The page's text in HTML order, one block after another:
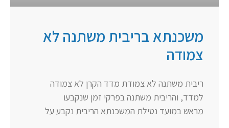
משכנתא בריבית משתנה לא
צמודה
ריבית משתנה לא צמודת מדד הקרן לא צמודה
למדד, והריבית משתנה בפרקי זמן שנקבעו
מראש במועד נטילת המשכנתא הריבית נקבע על